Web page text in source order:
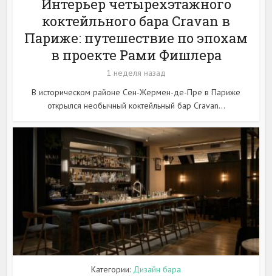
Интерьер четырехэтажного
коктейльного бара Cravan в
Париже: путешествие по эпохам
в проекте Рами Фишлера
1 неделя назад
В историческом районе Сен-Жермен-де-Пре в Париже
открылся необычный коктейльный бар Cravan...
Категории: Дизайн бара